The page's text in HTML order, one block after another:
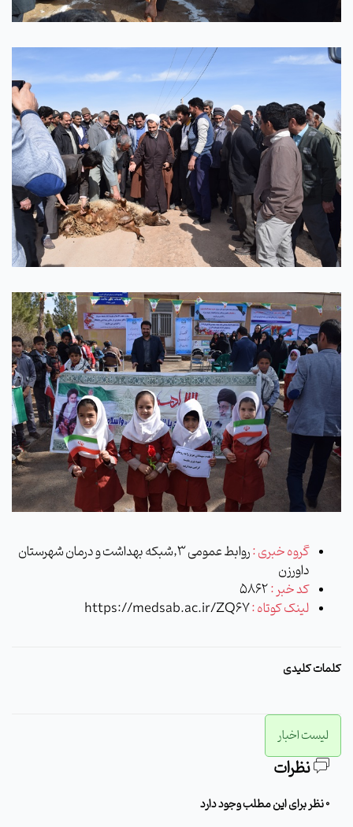
گروه خبری :
روابط عمومی 3,شبکه بهداشت و درمان شهرستان
داورزن
کد خبر :5862
لینک کوتاه :https://medsab.ac.ir/ZQ67
کلمات کلیدی
لیست اخبار
نظرات
0 نظر برای این مطلب وجود دارد